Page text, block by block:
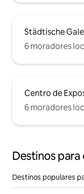
Städtische
6 moradores
Centro de
6 moradores
Destinos
Destinos populares